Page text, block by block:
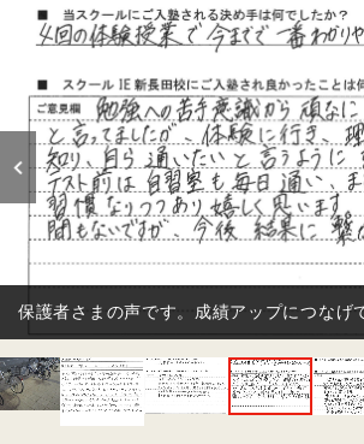
保護者さまの声です。成績アップにつなげ